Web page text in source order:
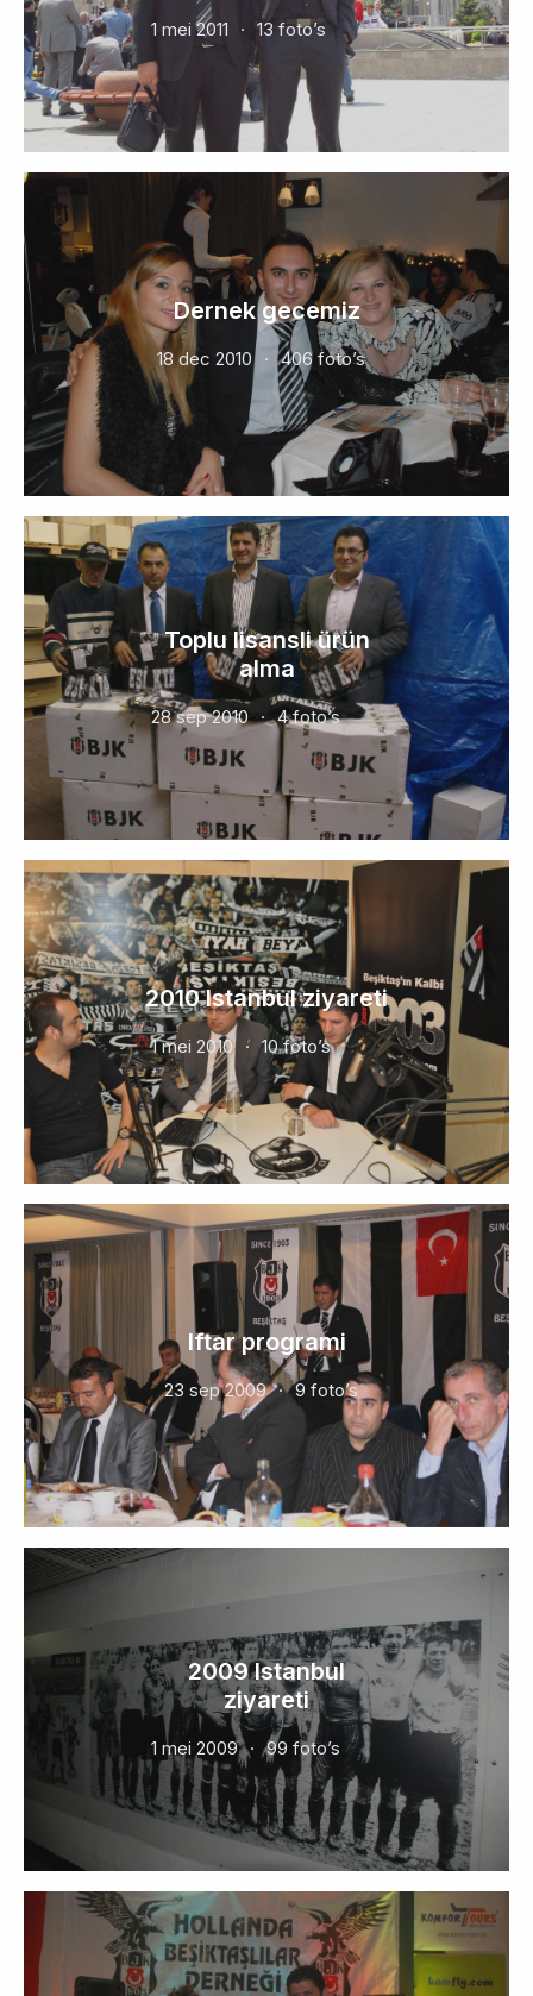
1 mei 2011 13 foto’s
Dernek gecemiz
18 dec 2010 406 foto’s
Toplu lisansli ürün
alma
28 sep 2010 4 foto’s
2010 Istanbul ziyareti
1 mei 2010 10 foto’s
Iftar programi
23 sep 2009 9 foto’s
2009 Istanbul
ziyareti
1 mei 2009 99 foto’s